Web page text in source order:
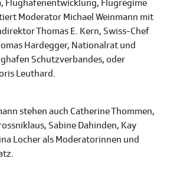
Flughafenentwicklung, Flugregime
Moderator Michael Weinmann mit
Thomas E. Kern, Swiss-Chef
Hardegger, Nationalrat und
Schutzverbandes, oder
Leuthard.
stehen auch Catherine Thommen,
Sabine Dahinden, Kay
Locher als Moderatorinnen und